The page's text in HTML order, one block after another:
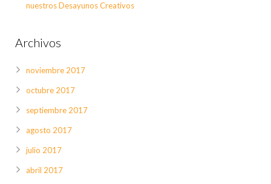
nuestros Desayunos Creativos
Archivos
noviembre 2017
octubre 2017
septiembre 2017
agosto 2017
julio 2017
abril 2017